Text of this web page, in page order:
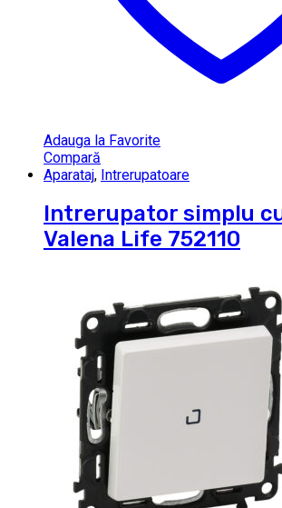
Adauga la Favorite
Compară
Aparataj, Intrerupatoare
Intrerupator simplu
Valena Life 752110